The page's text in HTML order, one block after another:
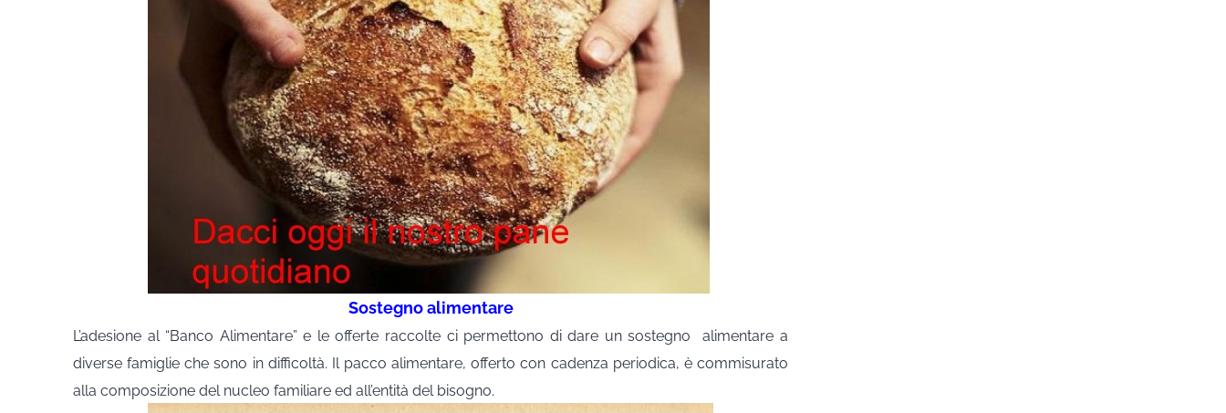
Sostegno alimentare
L’adesione al “Banco Alimentare” e le offerte raccolte ci permettono di dare un sostegno
alimentare a
diverse famiglie che sono in difficoltà. Il pacco alimentare, offerto con cadenza periodica, è commisurato
alla composizione del nucleo familiare ed all’entità del bisogno.